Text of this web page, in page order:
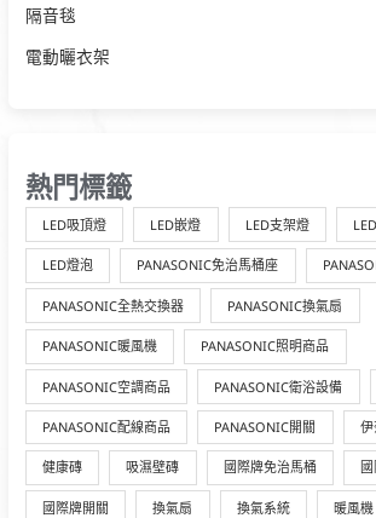
隔音毯
電動曬衣架
熱門標籤
LED吸頂燈 LED嵌燈 LED支架燈
LED燈泡 PANASONIC免治馬桶座
PANASONIC全熱交換器 PANASONIC換氣扇
PANASONIC暖風機 PANASONIC照明商品
PANASONIC空調商品 PANASONIC衛浴設備
PANASONIC配線商品 PANASONIC開關
健康磚 吸濕壁磚 國際牌免治馬桶
國際牌開關 換氣扇 換氣系統 暖風機